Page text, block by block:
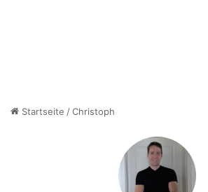
Startseite /Christoph